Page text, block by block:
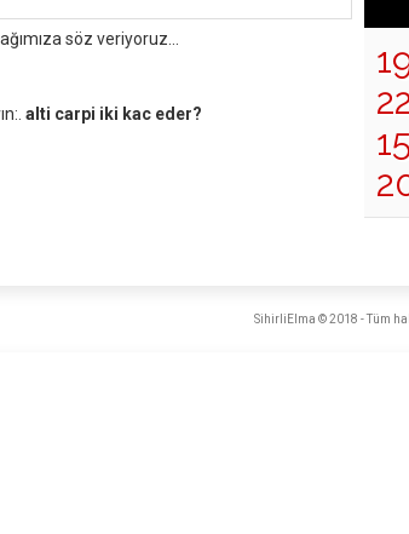
söz veriyoruz...
alti carpi iki kac eder?
SihirliElma © 2018 - Tüm